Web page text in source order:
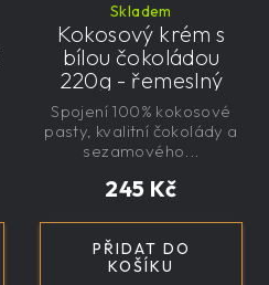
Skladem
Kokosový krém s
bílou čokoládou
220g - řemeslný
245 Kč
PŘIDAT DO
KOŠÍKU
Spojení 100% kokosové
pasty, kvalitní čokolády a
sezamového...